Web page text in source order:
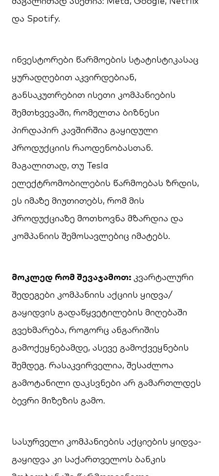
და Spotify.
ინვესტორები წარმოების სტატისტიკასაც
ყურადღებით აკვირდებიან,
განსაკუთრებით ისეთი კომპანიების
შემთხვევაში, რომელთა ბიზნესი
პირდაპირ კავშირშია გაყიდული
პროდუქციის რაოდენობასთან.
მაგალითად, თუ Tesla
ელექტრომობილების წარმოებას ზრდის,
ეს იმაზე მიუთითებს, რომ მის
პროდუქციაზე მოთხოვნა მზარდია და
კომპანიის შემოსავლებიც იმატებს.
მოკლედ რომ შევაჯამოთ: კვარტალური
შედეგები კომპანიის აქციის ყიდვა/
გაყიდვის გადაწყვეტილების მიღებაში
გვეხმარება, როგორც ანგარიშის
გამოქეყნებამდე, ასევე გამოქვეყნების
შემდეგ. რასაკვირველია, შესაძლოა
გამოტანილი დაკსვნები არ გამართლდეს
ბევრი მიზეზის გამო.
სასურველი კომპანიების აქციების ყიდვა-
გაყიდვა კი საქართველოს ბანკის